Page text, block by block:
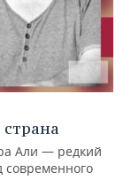
Али — редкий
современного